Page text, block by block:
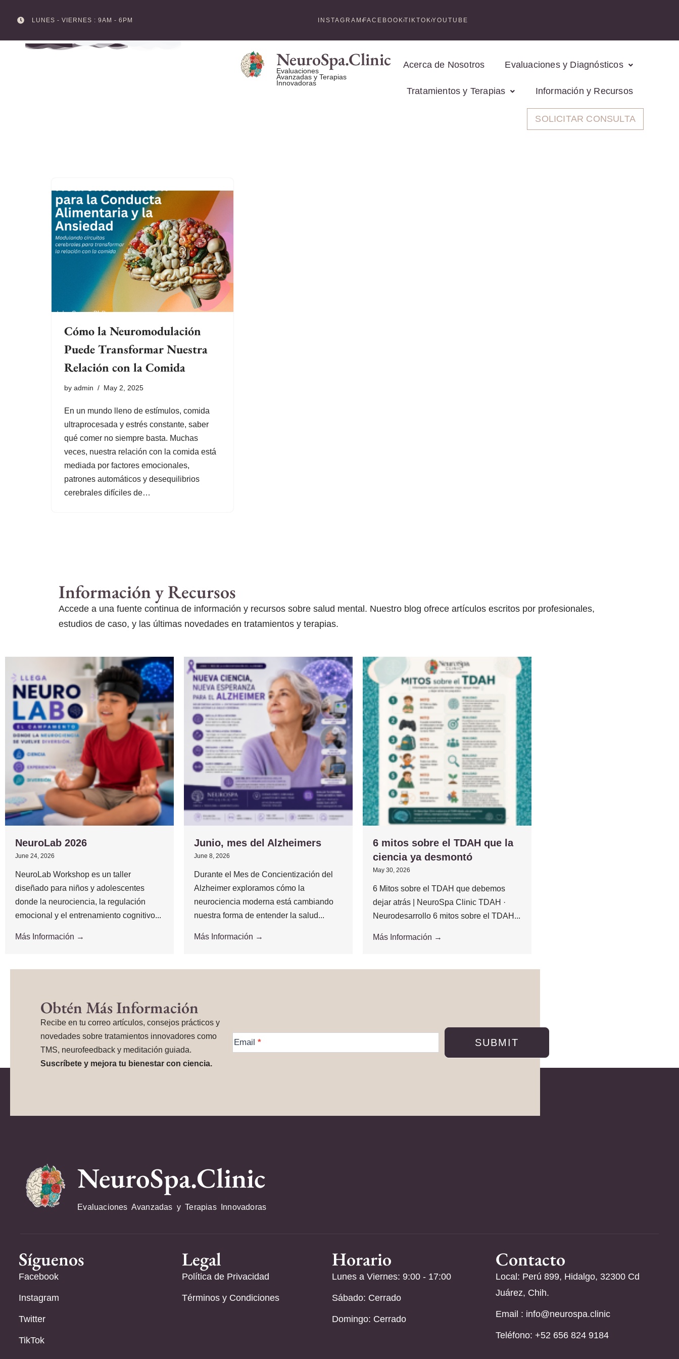
to
LUNES - VIERNES : 9AM - 6PM INSTAGRAM FACEBOOKTIKTOKYOUTUBE
NeuroSpa.Clinic
Evaluaciones
Avanzadas y Terapias
Innovadoras
Acerca de Nosotros Evaluaciones y Diagnósticos
Tratamientos y Terapias Información y Recursos
SOLICITAR CONSULTA
Cómo la Neuromodulación
Puede Transformar Nuestra
Relación con la Comida
by admin May 2, 2025
En un mundo lleno de estímulos, comida
ultraprocesada y estrés constante, saber
qué comer no siempre basta. Muchas
veces, nuestra relación con la comida está
mediada por factores emocionales,
patrones automáticos y desequilibrios
cerebrales difíciles de…
Información y Recursos
Accede a una fuente continua de información y recursos sobre salud mental. Nuestro blog ofrece artículos escritos por profesionales,
estudios de caso, y las últimas novedades en tratamientos y terapias.
NeuroLab 2026
June 24, 2026
NeuroLab Workshop es un taller
diseñado para niños y adolescentes
donde la neurociencia, la regulación
emocional y el entrenamiento cognitivo...
Más Información →
Junio, mes del Alzheimers
June 8, 2026
Durante el Mes de Concientización del
Alzheimer exploramos cómo la
neurociencia moderna está cambiando
nuestra forma de entender la salud...
Más Información →
6 mitos sobre el TDAH que la
ciencia ya desmontó
May 30, 2026
6 Mitos sobre el TDAH que debemos
dejar atrás | NeuroSpa Clinic TDAH ·
Neurodesarrollo 6 mitos sobre el TDAH...
Más Información →
Obtén Más Información
Recibe en tu correo artículos, consejos prácticos y
novedades sobre tratamientos innovadores como
TMS, neurofeedback y meditación guiada.
Suscríbete y mejora tu bienestar con ciencia.
Information
Email* SUBMIT
NeuroSpa.Clinic
Evaluaciones Avanzadas y Terapias Innovadoras
Síguenos
Facebook
Instagram
Twitter
TikTok
Legal
Política de Privacidad
Términos y Condiciones
Horario
Lunes a Viernes: 9:00 - 17:00
Sábado: Cerrado
Domingo: Cerrado
Contacto
Local: Perú 899, Hidalgo, 32300 Cd
Juárez, Chih.
Email : info@neurospa.clinic
Teléfono: ‪+52 656 824 9184‬